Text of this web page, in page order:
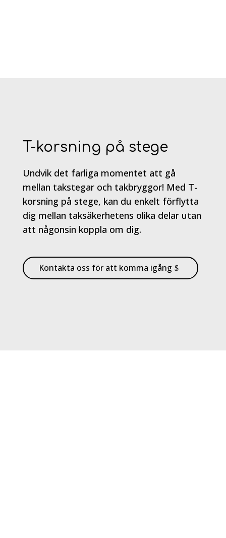
T-korsning på stege
Undvik det farliga momentet att gå
mellan takstegar och takbryggor! Med T-
korsning på stege, kan du enkelt förflytta
dig mellan taksäkerhetens olika delar utan
att någonsin koppla om dig.
Kontakta oss för att komma igång